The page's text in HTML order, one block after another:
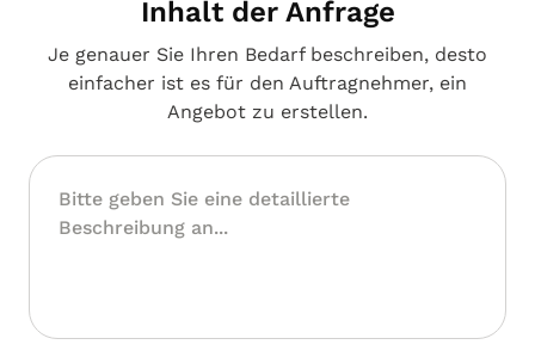
Inhalt der Anfrage
Je genauer Sie Ihren Bedarf beschreiben, desto
einfacher ist es für den Auftragnehmer, ein
Angebot zu erstellen.